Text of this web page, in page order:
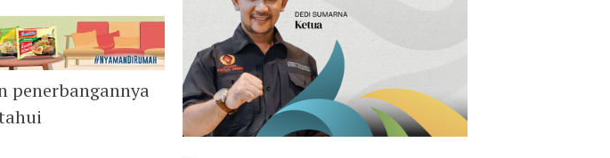
penerbangannya